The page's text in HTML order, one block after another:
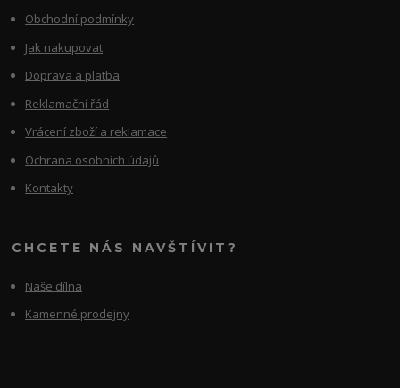
Obchodní podmínky
Jak nakupovat
Doprava a platba
Reklamační řád
Vrácení zboží a reklamace
Ochrana osobních údajů
Kontakty
CHCETE NÁS NAVŠTÍVIT?
Naše dílna
Kamenné prodejny